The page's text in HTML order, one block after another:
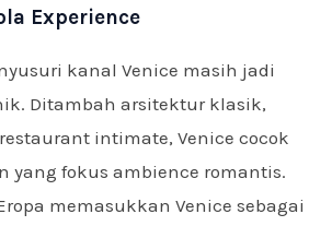
Experience
kanal Venice masih jadi
Ditambah arsitektur klasik,
intimate, Venice cocok
yang fokus ambience romantis.
memasukkan Venice sebagai